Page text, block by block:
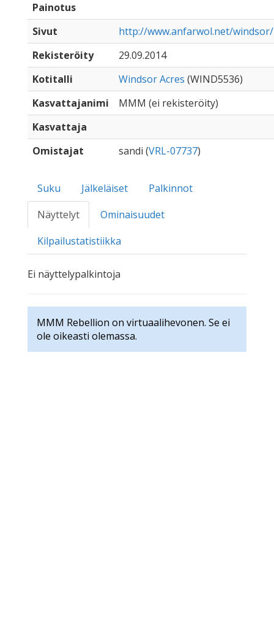
Painotus
Sivut
http://www.anfarwol.net/
Rekisteröity
29.09.2014
Kotitalli
Windsor Acres (WIND5536)
Kasvattajanimi
MMM (ei rekisteröity)
Kasvattaja
Omistajat
sandi (VRL-07737)
Suku Jälkeläiset
Palkinnot
Näyttelyt
Ominaisuudet
Kilpailustatistiikka
Ei näyttelypalkintoja
MMM Rebellion on virtuaalihevonen. Se ei
ole oikeasti olemassa.